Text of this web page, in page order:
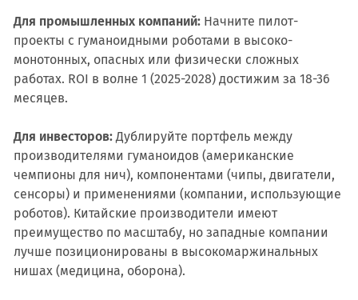
Для промышленных компаний:Начните пилот-
проекты с гуманоидными роботами в высоко-
монотонных, опасных или физически сложных
работах. ROI в волне 1 (2025-2028) достижим за 18-36
месяцев.
Для инвесторов:Дублируйте портфель между
производителями гуманоидов (американские
чемпионы для нич), компонентами (чипы, двигатели,
сенсоры) и применениями (компании, использующие
роботов). Китайские производители имеют
преимущество по масштабу, но западные компании
лучше позиционированы в высокомаржинальных
нишах (медицина, оборона).